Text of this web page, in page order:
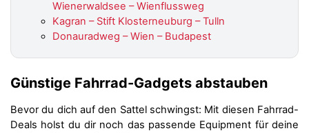
Wienerwaldsee – Wienflussweg
Kagran – Stift Klosterneuburg – Tulln
Donauradweg – Wien – Budapest
Günstige Fahrrad-Gadgets abstauben
Bevor du dich auf den Sattel schwingst: Mit diesen Fahrrad-
Deals holst du dir noch das passende Equipment für deine